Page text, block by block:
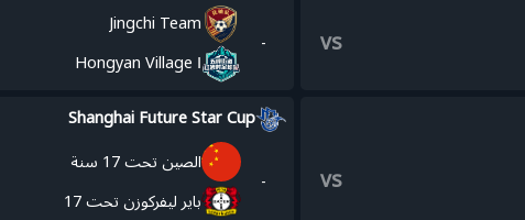
vs
-
Jingchi Team
Hongyan Village Ⅰ
vs
Shanghai Future Star Cup
-
الصين تحت 17 سنة
باير ليفركوزن تحت 17